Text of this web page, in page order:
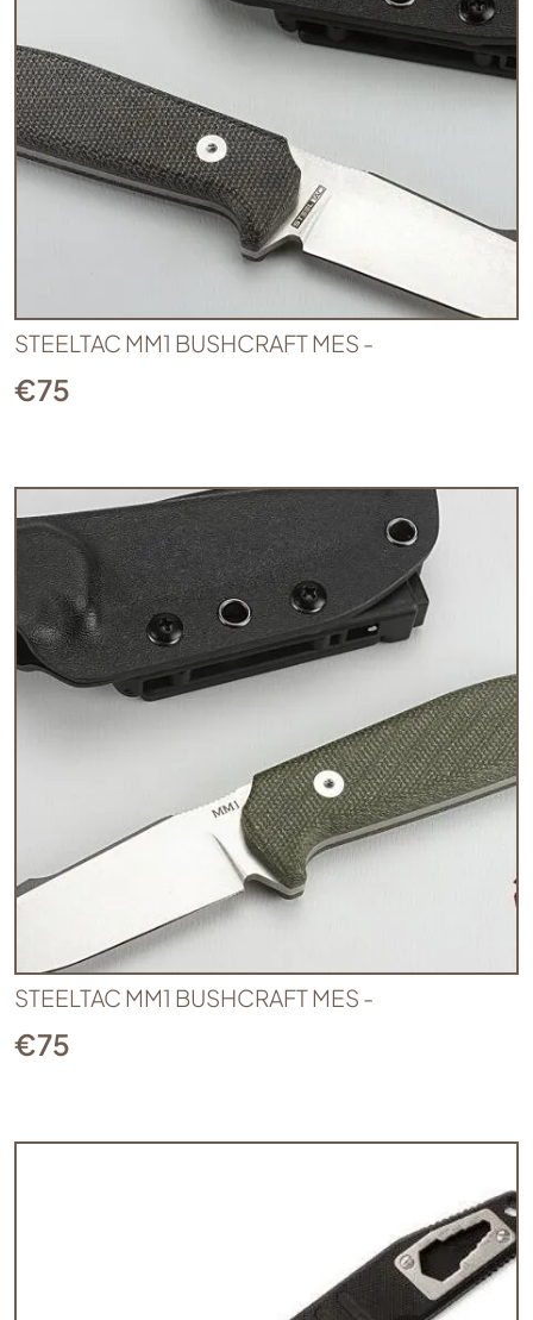
STEELTAC MM1 BUSHCRAFT MES -
€75
STEELTAC MM1 BUSHCRAFT MES -
€75